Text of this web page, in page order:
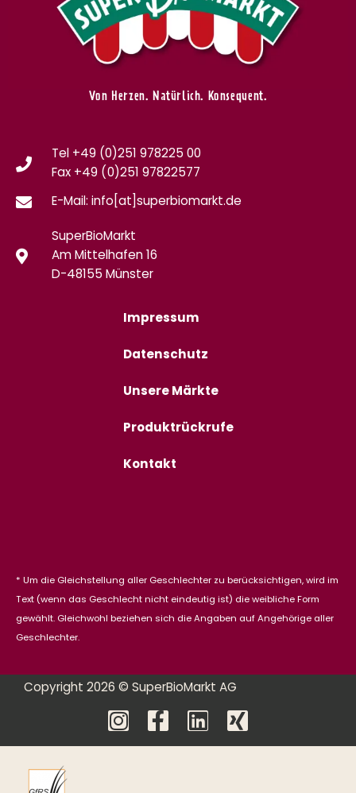
Von Herzen. Natürlich. Konsequent.
Tel +49 (0)251 978225 00
Fax +49 (0)251 97822577
E-Mail: info[at]superbiomarkt.de
SuperBioMarkt
Am Mittelhafen 16
D-48155 Münster
Impressum
Datenschutz
Unsere Märkte
Produktrückrufe
Kontakt
* Um die Gleichstellung aller Geschlechter zu berücksichtigen, wird im
Text (wenn das Geschlecht nicht eindeutig ist) die weibliche Form
gewählt. Gleichwohl beziehen sich die Angaben auf Angehörige aller
Geschlechter.
Copyright 2026 © SuperBioMarkt AG